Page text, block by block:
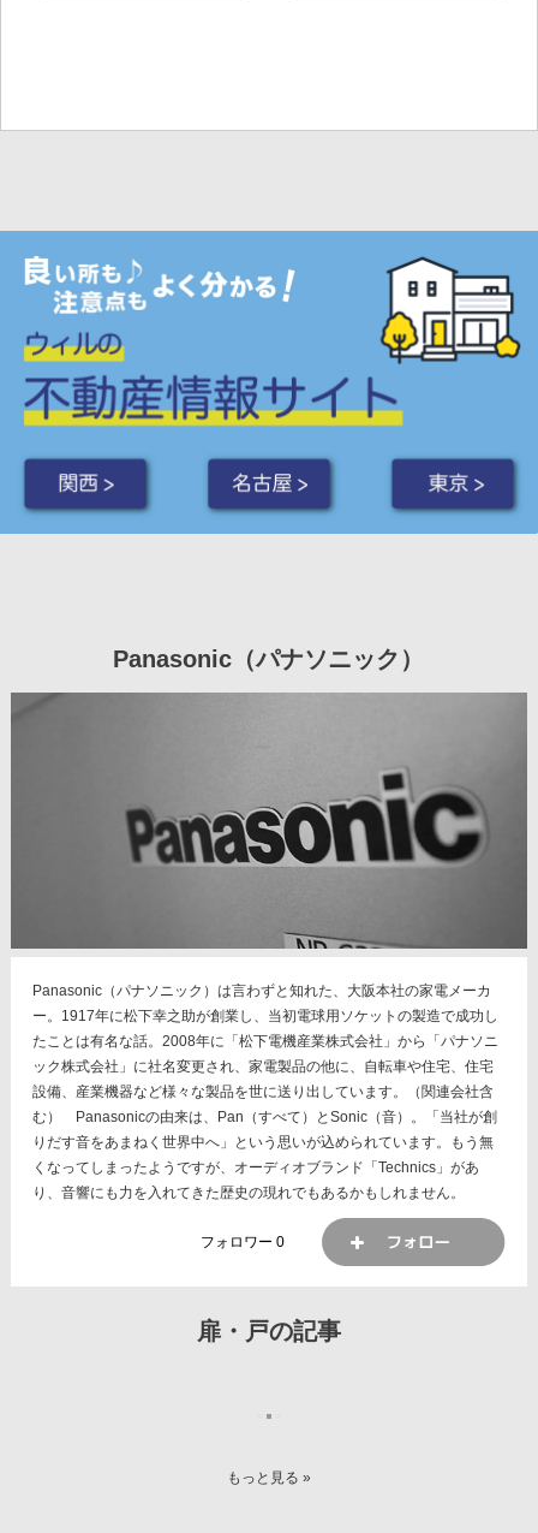
関西 > 名古屋 > 東京 >
Panasonic（パナソニック）
Panasonic（パナソニック）は言わずと知れた、大阪本社の家電メーカ
ー。1917年に松下幸之助が創業し、当初電球用ソケットの製造で成功し
たことは有名な話。2008年に「松下電機産業株式会社」から「パナソニ
ック株式会社」に社名変更され、家電製品の他に、自転車や住宅、住宅
設備、産業機器など様々な製品を世に送り出しています。（関連会社含
む） Panasonicの由来は、Pan（すべて）とSonic（音）。「当社が創
りだす音をあまねく世界中へ」という思いが込められています。もう無
くなってしまったようですが、オーディオブランド「Technics」があ
り、音響にも力を入れてきた歴史の現れでもあるかもしれません。
フォロワー0
扉・戸の記事
もっと見る »